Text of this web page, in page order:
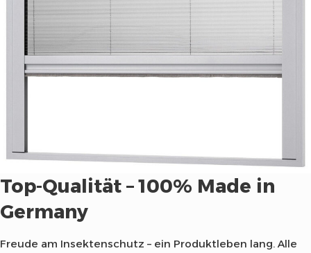
Top-Qualität – 100% Made in
Germany
Freude am Insektenschutz – ein Produktleben lang. Alle